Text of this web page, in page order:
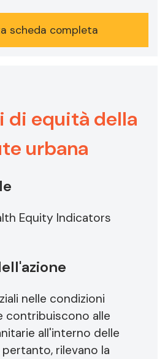
scheda completa
di equità della
urbana
Equity Indicators
nelle condizioni
contribuiscono alle
all'interno delle
rilevano la